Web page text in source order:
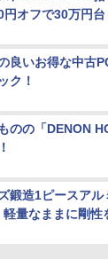
円オフで30万円台
良いお得な中古
ク！
のの「DENON
鍛造1ピースア
量なままに剛性